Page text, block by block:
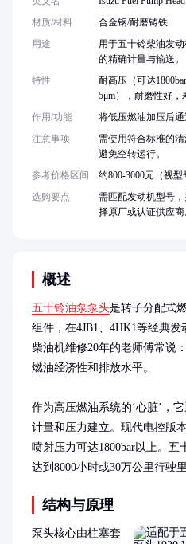
概述
五十铃油泵泵头是转子分配式
组件，在4JB1、4HK1等经典
柴油机维修20年的老师傅常说
燃油经济性和排放水平。
作为高压燃油系统的‘心脏’，
计量和压力建立。现代电控版
喷射压力可达1800bar以上。
达到8000小时或30万公里行驶里
结构与原理
泵头核心由柱塞套
材质/材料
合金钢/耐磨铸铁
用途
用于五十铃柴油发
的精确计量与输送。
特性
耐高压（可达
5μm），耐磨性好，
作用/功能
将低压燃油加压后通
注意事项
需使用符合标准的
避免空转运行。
参考价格区间
约800-3000元（视型
选购要点
需匹配发动机型号
择原厂或认证供应商